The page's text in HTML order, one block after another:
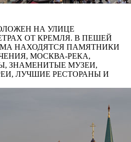
НА УЛИЦЕ
ОТ КРЕМЛЯ. В ПЕШЕЙ
НАХОДЯТСЯ ПАМЯТНИКИ
МОСКВА-РЕКА,
ЗНАМЕНИТЫЕ МУЗЕИ,
ЛУЧШИЕ РЕСТОРАНЫ И